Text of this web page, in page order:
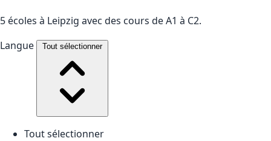
5 écoles à Leipzig avec des cours de A1 à C2.
Langue
Tout sélectionner
Tout sélectionner